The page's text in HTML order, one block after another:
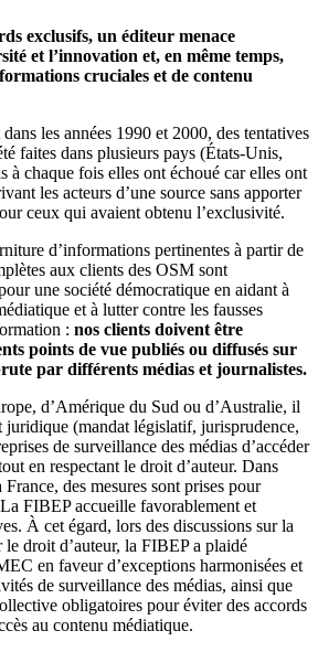
exclusifs, un éditeur menace
et l’innovation et, en même temps,
cruciales et de contenu
les années 1990 et 2000, des tentatives
faites dans plusieurs pays (États-Unis,
à chaque fois elles ont échoué car elles ont
les acteurs d’une source sans apporter
ceux qui avaient obtenu l’exclusivité.
d’informations pertinentes à partir de
aux clients des OSM sont
une société démocratique en aidant à
et à lutter contre les fausses
: nos clients doivent être
points de vue publiés ou diffusés sur
par différents médias et journalistes.
d’Amérique du Sud ou d’Australie, il
juridique (mandat législatif, jurisprudence,
de surveillance des médias d’accéder
en respectant le droit d’auteur. Dans
France, des mesures sont prises pour
FIBEP accueille favorablement et
À cet égard, lors des discussions sur la
droit d’auteur, la FIBEP a plaidé
en faveur d’exceptions harmonisées et
de surveillance des médias, ainsi que
obligatoires pour éviter des accords
au contenu médiatique.